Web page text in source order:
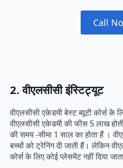
Call
2. वीएलसीसी इंस्टिट्यूट
वीएलसीसी एकेडमी बेस्ट ब्यूटी कोर्स के
वीएलसीसी एकेडमी की फीस 5 लाख
की समय -सीमा 1 साल का होता हैं ।
बच्चों को ट्रेनिंग दी जाती हैं। लेकिन
कोर्स के लिए कोई प्लेसमेंट नहीं दिया